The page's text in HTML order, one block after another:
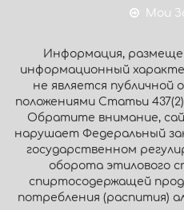
Мои
Информация,
информационный
не является публичной
положениями Статьи
Обратите внимание,
нарушает Федеральный
государственном
оборота этилового
спиртосодержащей
потребления (распития)